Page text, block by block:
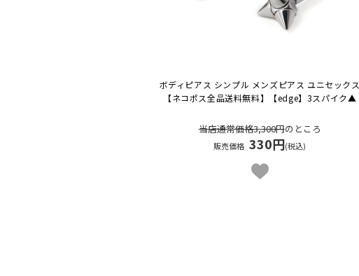
ボディピアス シンプル メンズピアス ユニセックス
【ネコポス全品送料無料】
【edge】3スパイク▲
当店通常価格3,300円のところ
販売価格 330円(税込)